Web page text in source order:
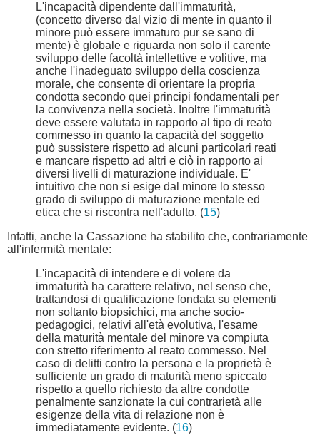
L'incapacità dipendente dall'immaturità,
(concetto diverso dal vizio di mente in quanto il
minore può essere immaturo pur se sano di
mente) è globale e riguarda non solo il carente
sviluppo delle facoltà intellettive e volitive, ma
anche l'inadeguato sviluppo della coscienza
morale, che consente di orientare la propria
condotta secondo quei principi fondamentali per
la convivenza nella società. Inoltre l'immaturità
deve essere valutata in rapporto al tipo di reato
commesso in quanto la capacità del soggetto
può sussistere rispetto ad alcuni particolari reati
e mancare rispetto ad altri e ciò in rapporto ai
diversi livelli di maturazione individuale. E'
intuitivo che non si esige dal minore lo stesso
grado di sviluppo di maturazione mentale ed
etica che si riscontra nell'adulto. (15)
Infatti, anche la Cassazione ha stabilito che, contrariamente
all'infermità mentale:
L'incapacità di intendere e di volere da
immaturità ha carattere relativo, nel senso che,
trattandosi di qualificazione fondata su elementi
non soltanto biopsichici, ma anche socio-
pedagogici, relativi all'età evolutiva, l'esame
della maturità mentale del minore va compiuta
con stretto riferimento al reato commesso. Nel
caso di delitti contro la persona e la proprietà è
sufficiente un grado di maturità meno spiccato
rispetto a quello richiesto da altre condotte
penalmente sanzionate la cui contrarietà alle
esigenze della vita di relazione non è
immediatamente evidente. (16)